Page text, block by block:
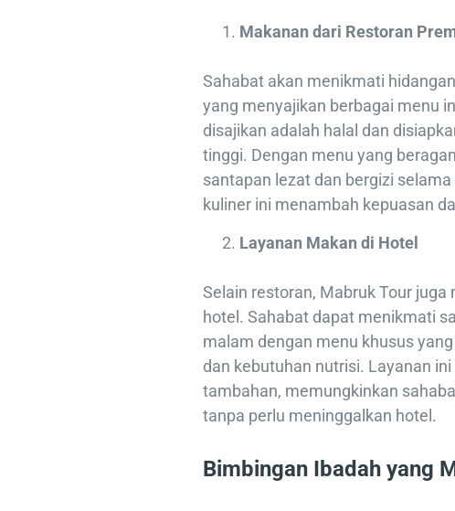
Makanan dari Restoran
Sahabat akan menikmati
yang menyajikan berbagai menu
disajikan adalah halal dan
tinggi. Dengan menu yang
santapan lezat dan bergizi
kuliner ini menambah kepuasan
Layanan Makan di Hotel
Selain restoran, Mabruk Tour
hotel. Sahabat dapat menikmati
malam dengan menu khusus
dan kebutuhan nutrisi. Layanan
tambahan, memungkinkan
tanpa perlu meninggalkan hotel.
Bimbingan Ibadah yang